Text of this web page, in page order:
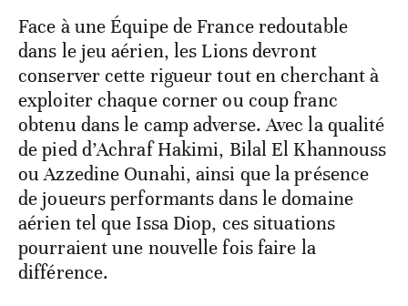
Face à une Équipe de France redoutable
dans le jeu aérien, les Lions devront
conserver cette rigueur tout en cherchant à
exploiter chaque corner ou coup franc
obtenu dans le camp adverse. Avec la qualité
de pied d’Achraf Hakimi, Bilal El Khannouss
ou Azzedine Ounahi, ainsi que la présence
de joueurs performants dans le domaine
aérien tel que Issa Diop, ces situations
pourraient une nouvelle fois faire la
différence.